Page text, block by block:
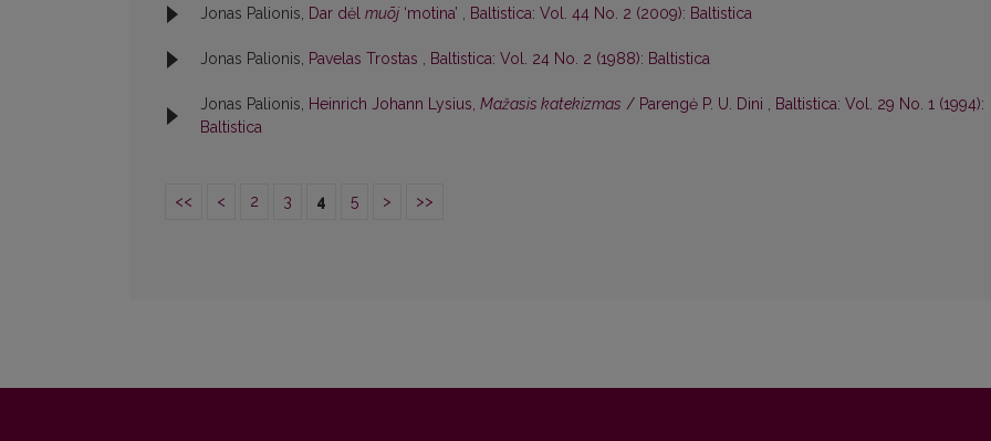
Jonas Palionis, Dar dėl muõj ‘motina’ , Baltistica: Vol. 44 No. 2 (2009): Baltistica
Jonas Palionis, Pavelas Trostas , Baltistica: Vol. 24 No. 2 (1988): Baltistica
Jonas Palionis, Heinrich Johann Lysius, Mažasis katekizmas / Parengė P. U. Dini , Baltistica: Vol. 29 No. 1 (1994):
Baltistica
<< < 2 3 4 5 > >>